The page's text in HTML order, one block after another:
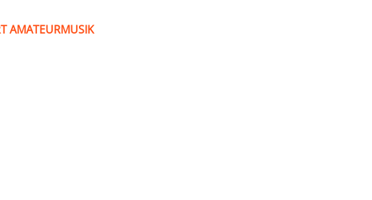
AMATEURMUSIK